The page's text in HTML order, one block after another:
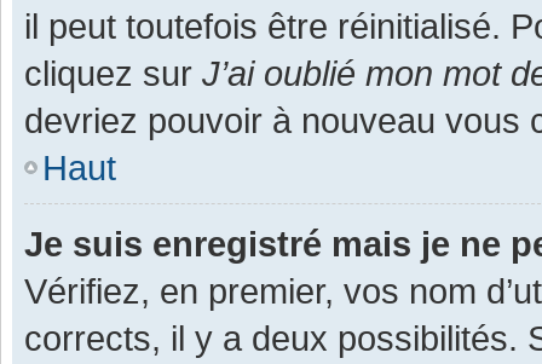
il peut toutefois être réinitialisé.
cliquez sur J’ai oublié mon mot
devriez pouvoir à nouveau vous
Haut
Je suis enregistré mais je ne
Vérifiez, en premier, vos nom
corrects, il y a deux possibilités.